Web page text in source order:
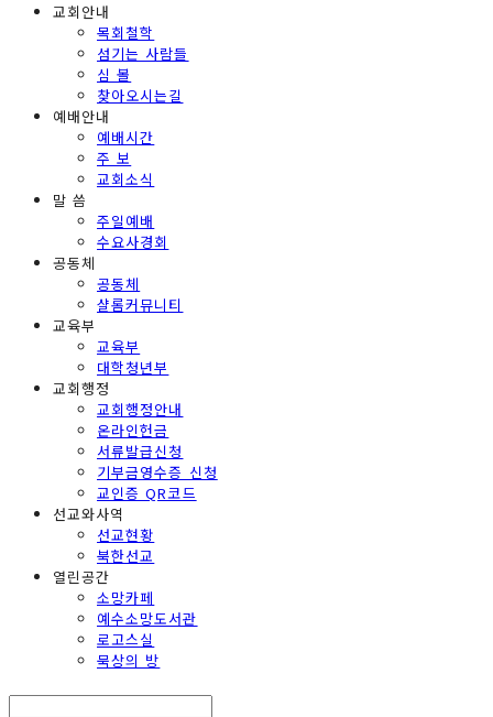
교회안내
목회철학
섬기는 사람들
심 볼
찾아오시는길
예배안내
예배시간
주 보
교회소식
말 씀
주일예배
수요사경회
공동체
공동체
샬롬커뮤니티
교육부
교육부
대학청년부
교회행정
교회행정안내
온라인헌금
서류발급신청
기부금영수증 신청
교인증 QR코드
선교와사역
선교현황
북한선교
열린공간
소망카페
예수소망도서관
로고스실
묵상의 방